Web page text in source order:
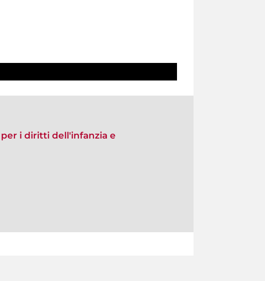
i diritti dell'infanzia e